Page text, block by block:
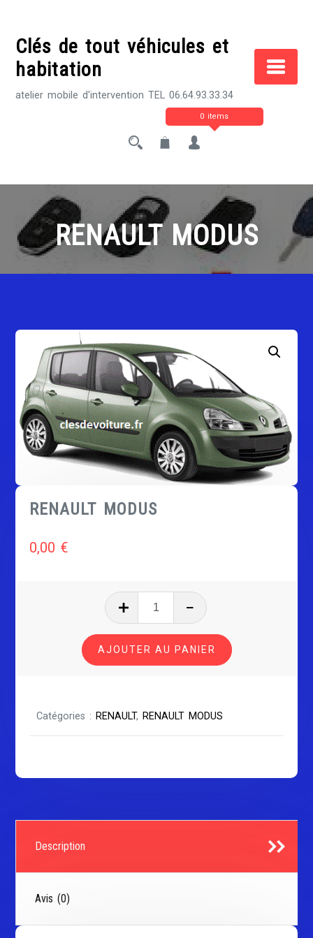
contentClés de tout véhicules et
habitation
atelier mobile d'intervention TEL 06.64.93.33.34
0 items
RENAULT MODUS
RENAULT MODUS
0,00 €
quantité
RENAULT
MODUS
AJOUTER AU PANIER
Catégories : RENAULT, RENAULT MODUS
Description
Avis (0)